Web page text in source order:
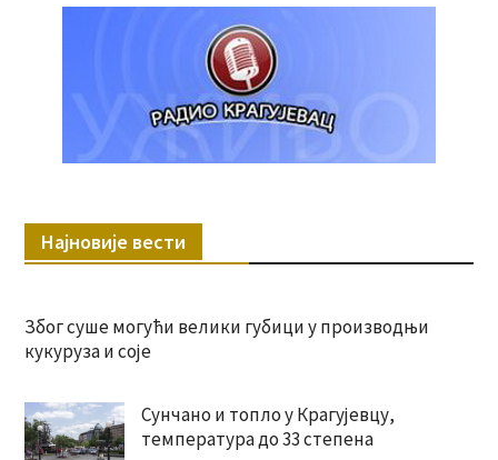
Најновије вести
Због суше могући велики губици у производњи
кукуруза и соје
Сунчано и топло у Крагујевцу,
температура до 33 степена